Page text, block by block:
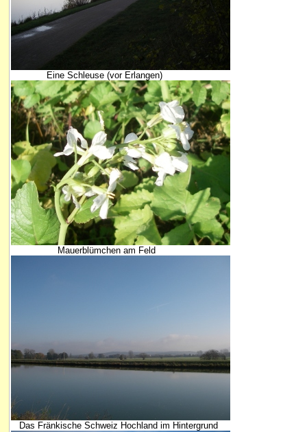
Eine Schleuse (vor Erlangen)
Mauerblümchen am Feld
Das Fränkische Schweiz Hochland im Hintergrund